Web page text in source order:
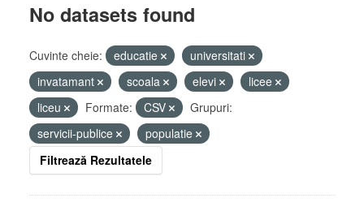
No datasets found
Cuvinte cheie: educatie
universitati
invatamant
scoala elevi
licee
liceu
Formate: CSV
Grupuri:
servicii-publice
populatie
Filtrează Rezultatele